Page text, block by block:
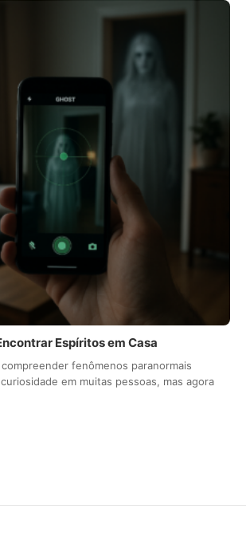
Espíritos em Casa
fenômenos paranormais
em muitas pessoas, mas agora